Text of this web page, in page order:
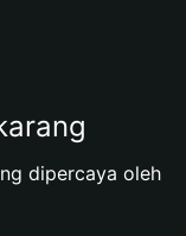
dipercaya oleh